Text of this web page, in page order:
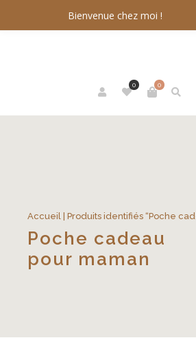
Bienvenue chez moi !
0
0
Accueil | Produits identifiés “Poche
Poche cadeau
pour maman